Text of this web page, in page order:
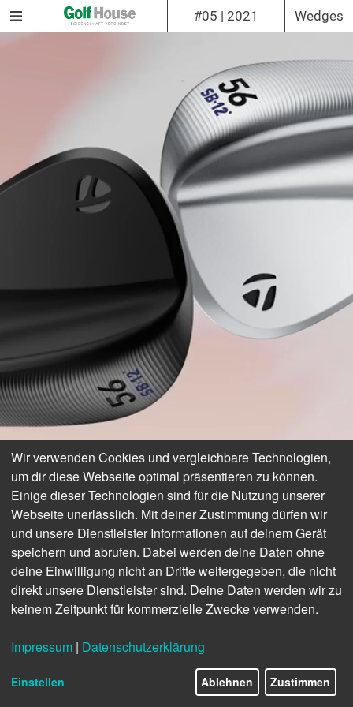
#05 | 2021 Wedges
KURZES SPIEL, GROSSE
PERFORMANCE!
Entdecken Sie die neusten Weges und bringen
JETZT ERLEBEN HERREN >
Wir verwenden Cookies und vergleichbare Technologien,
um dir diese Webseite optimal präsentieren zu können.
Einige dieser Technologien sind für die Nutzung unserer
Webseite unerlässlich. Mit deiner Zustimmung dürfen wir
und unsere Dienstleister Informationen auf deinem Gerät
speichern und abrufen. Dabei werden deine Daten ohne
deine Einwilligung nicht an Dritte weitergegeben, die nicht
direkt unsere Dienstleister sind. Deine Daten werden wir zu
keinem Zeitpunkt für kommerzielle Zwecke verwenden.
Impressum | Datenschutzerklärung
Einstellen Ablehnen Zustimmen